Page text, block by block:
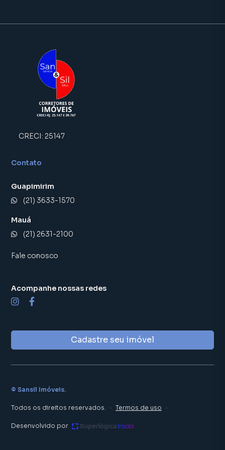
CRECI: 25147
Contato
Guapimirim
(21) 3633-1570
Mauá
(21) 2631-2100
Fale conosco
Cadastre seu imóvel
Acompanhe nossas redes
© Sansil Imóveis.
Todos os direitos reservados. · Termos de uso ·
Desenvolvido por